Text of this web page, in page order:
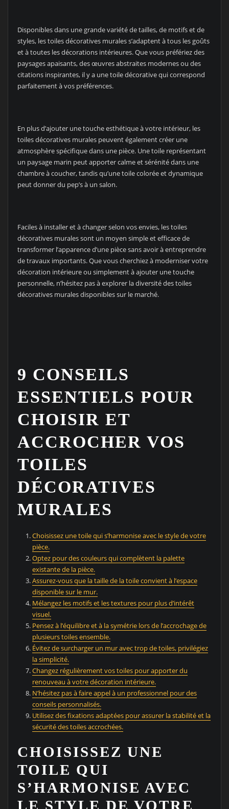
Disponibles dans une grande variété de tailles, de motifs et de
styles, les toiles décoratives murales s’adaptent à tous les goûts
et à toutes les décorations intérieures. Que vous préfériez des
paysages apaisants, des œuvres abstraites modernes ou des
citations inspirantes, il y a une toile décorative qui correspond
parfaitement à vos préférences.
En plus d’ajouter une touche esthétique à votre intérieur, les
toiles décoratives murales peuvent également créer une
atmosphère spécifique dans une pièce. Une toile représentant
un paysage marin peut apporter calme et sérénité dans une
chambre à coucher, tandis qu’une toile colorée et dynamique
peut donner du pep’s à un salon.
Faciles à installer et à changer selon vos envies, les toiles
décoratives murales sont un moyen simple et efficace de
transformer l’apparence d’une pièce sans avoir à entreprendre
de travaux importants. Que vous cherchiez à moderniser votre
décoration intérieure ou simplement à ajouter une touche
personnelle, n’hésitez pas à explorer la diversité des toiles
décoratives murales disponibles sur le marché.
9 CONSEILS
ESSENTIELS POUR
CHOISIR ET
ACCROCHER VOS
TOILES
DÉCORATIVES
MURALES
Choisissez une toile qui s’harmonise avec le style de votre
pièce.
Optez pour des couleurs qui complètent la palette
existante de la pièce.
Assurez-vous que la taille de la toile convient à l’espace
disponible sur le mur.
Mélangez les motifs et les textures pour plus d’intérêt
visuel.
Pensez à l’équilibre et à la symétrie lors de l’accrochage de
plusieurs toiles ensemble.
Évitez de surcharger un mur avec trop de toiles, privilégiez
la simplicité.
Changez régulièrement vos toiles pour apporter du
renouveau à votre décoration intérieure.
N’hésitez pas à faire appel à un professionnel pour des
conseils personnalisés.
Utilisez des fixations adaptées pour assurer la stabilité et la
sécurité des toiles accrochées.
CHOISISSEZ UNE
TOILE QUI
S’HARMONISE AVEC
LE STYLE DE VOTRE